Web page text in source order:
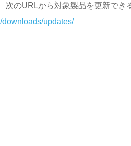
次のURLから対象製品を更新でき
downloads/updates/